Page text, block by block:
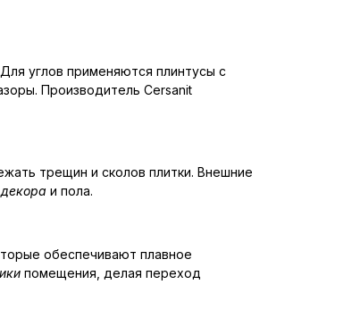
углов применяются плинтусы с
Производитель Cersanit
трещин и сколов плитки. Внешние
декора и пола.
обеспечивают плавное
помещения, делая переход